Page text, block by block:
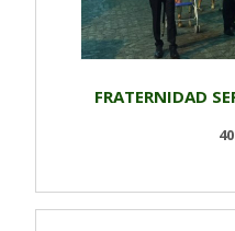
FRATERNIDAD
40